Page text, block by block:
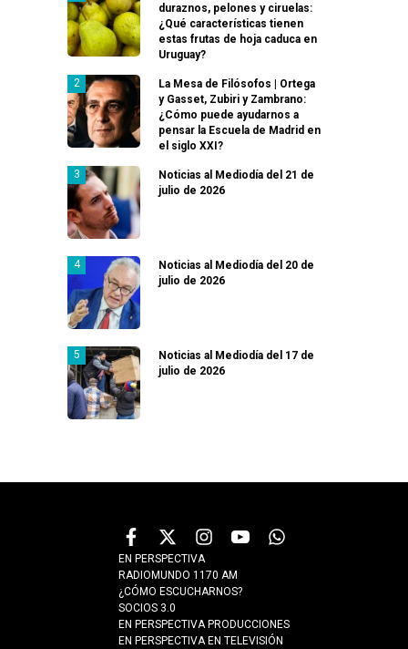
duraznos, pelones y ciruelas:
¿Qué características tienen
estas frutas de hoja caduca en
Uruguay?
La Mesa de Filósofos | Ortega
y Gasset, Zubiri y Zambrano:
¿Cómo puede ayudarnos a
pensar la Escuela de Madrid en
el siglo XXI?
Noticias al Mediodía del 21 de
julio de 2026
Noticias al Mediodía del 20 de
julio de 2026
Noticias al Mediodía del 17 de
julio de 2026
EN PERSPECTIVA
RADIOMUNDO 1170 AM
¿CÓMO ESCUCHARNOS?
SOCIOS 3.0
EN PERSPECTIVA PRODUCCIONES
EN PERSPECTIVA EN TELEVISIÓN